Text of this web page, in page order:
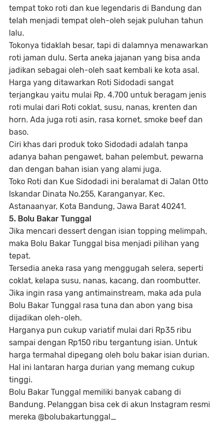
tempat toko roti dan kue legendaris di Bandung dan
telah menjadi tempat oleh-oleh sejak puluhan tahun
lalu.
Tokonya tidaklah besar, tapi di dalamnya menawarkan
roti jaman dulu. Serta aneka jajanan yang bisa anda
jadikan sebagai oleh-oleh saat kembali ke kota asal.
Harga yang ditawarkan Roti Sidodadi sangat
terjangkau yaitu mulai Rp. 4.700 untuk beragam jenis
roti mulai dari Roti coklat, susu, nanas, krenten dan
horn. Ada juga roti asin, rasa kornet, smoke beef dan
baso.
Ciri khas dari produk toko Sidodadi adalah tanpa
adanya bahan pengawet, bahan pelembut, pewarna
dan dengan bahan isian yang alami juga.
Toko Roti dan Kue Sidodadi ini beralamat di Jalan Otto
Iskandar Dinata No.255, Karanganyar, Kec.
Astanaanyar, Kota Bandung, Jawa Barat 40241.
5. Bolu Bakar Tunggal
Jika mencari dessert dengan isian topping melimpah,
maka Bolu Bakar Tunggal bisa menjadi pilihan yang
tepat.
Tersedia aneka rasa yang menggugah selera, seperti
coklat, kelapa susu, nanas, kacang, dan roombutter.
Jika ingin rasa yang antimainstream, maka ada pula
Bolu Bakar Tunggal rasa tuna dan abon yang bisa
dijadikan oleh-oleh.
Harganya pun cukup variatif mulai dari Rp35 ribu
sampai dengan Rp150 ribu tergantung isian. Untuk
harga termahal dipegang oleh bolu bakar isian durian.
Hal ini lantaran harga durian yang memang cukup
tinggi.
Bolu Bakar Tunggal memiliki banyak cabang di
Bandung. Pelanggan bisa cek di akun Instagram resmi
mereka @bolubakartunggal_